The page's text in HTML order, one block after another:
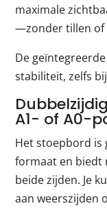
maximale
—zonder tillen of
De
stabiliteit, zelfs
A1- of A0-
Het stoepbord is
formaat en biedt
beide zijden. Je
aan weerszijden